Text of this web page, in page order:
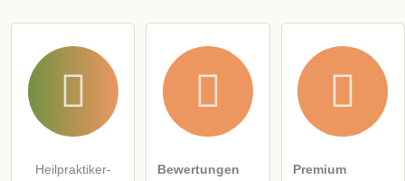
Heilpraktiker-
Bewertungen
Premium